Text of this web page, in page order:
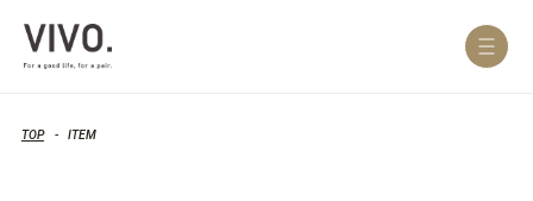
TOP ITEM